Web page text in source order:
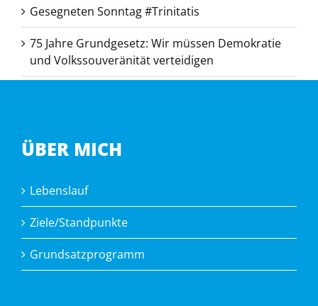
Gesegneten Sonntag #Trinitatis
75 Jahre Grundgesetz: Wir müssen Demokratie
und Volkssouveränität verteidigen
ÜBER MICH
Lebenslauf
Ziele/Standpunkte
Grundsatzprogramm